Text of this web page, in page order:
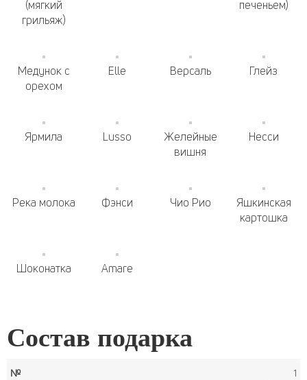
(мягкий
грильяж)
печеньем)
Медунок с
орехом
Elle Версаль Глейз
Ярмила Lusso
Желейные
вишня
Несси
Река молока Фэнси Чио Рио
Яшкинская
картошка
Шоконатка Amare
Состав подарка
1